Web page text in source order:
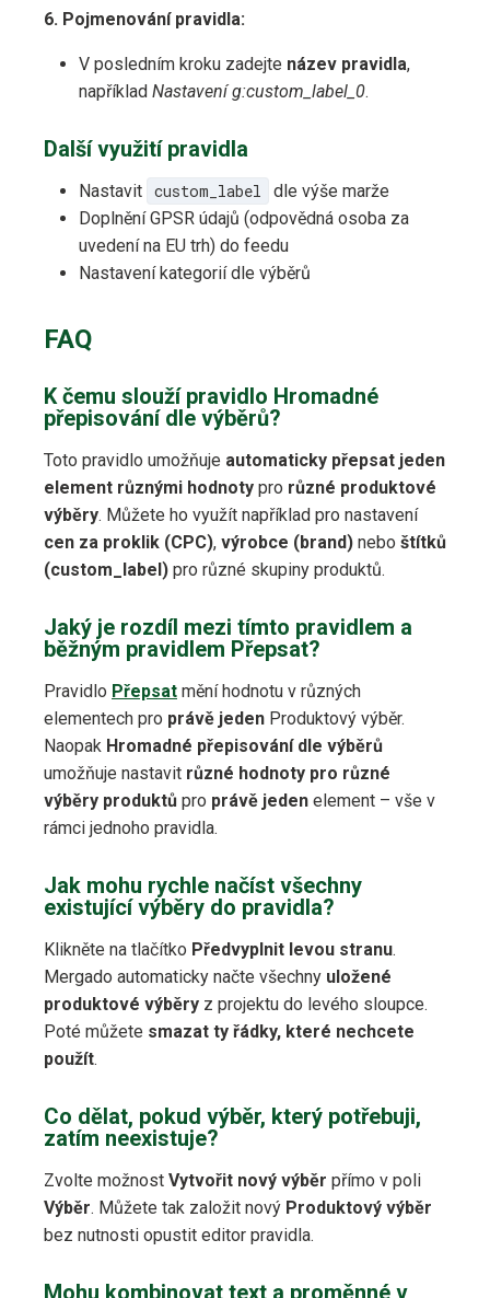
6. Pojmenování pravidla:
V posledním kroku zadejte název pravidla,
například Nastavení g:custom_label_0.
Další využití pravidla
Nastavit custom_label
dle výše marže
Doplnění GPSR údajů (odpovědná osoba za
uvedení na EU trh) do feedu
Nastavení kategorií dle výběrů
FAQ
K čemu slouží pravidlo Hromadné
přepisování dle výběrů?
Toto pravidlo umožňuje automaticky přepsat jeden
element různými hodnoty pro různé produktové
výběry. Můžete ho využít například pro nastavení
cen za proklik (CPC), výrobce (brand) nebo štítků
(custom_label) pro různé skupiny produktů.
Jaký je rozdíl mezi tímto pravidlem a
běžným pravidlem Přepsat?
Pravidlo Přepsat mění hodnotu v různých
elementech pro právě jeden Produktový výběr.
Naopak Hromadné přepisování dle výběrů
umožňuje nastavit různé hodnoty pro různé
výběry produktů pro právě jeden element – vše v
rámci jednoho pravidla.
Jak mohu rychle načíst všechny
existující výběry do pravidla?
Klikněte na tlačítko Předvyplnit levou stranu.
Mergado automaticky načte všechny uložené
produktové výběry z projektu do levého sloupce.
Poté můžete smazat ty řádky, které nechcete
použít.
Co dělat, pokud výběr, který potřebuji,
zatím neexistuje?
Zvolte možnost Vytvořit nový výběr přímo v poli
Výběr. Můžete tak založit nový Produktový výběr
bez nutnosti opustit editor pravidla.
Mohu kombinovat text a proměnné v